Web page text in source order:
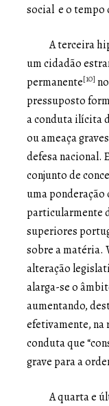
social e o tempo
A terceira
um cidadão
permanente[10]
pressuposto
a conduta ilícita
ou ameaça
defesa nacional.
conjunto de
uma
particularmente
superiores
sobre a matéria.
alteração
alarga-se o
aumentando,
efetivamente, na
conduta que
grave para a
A quarta e